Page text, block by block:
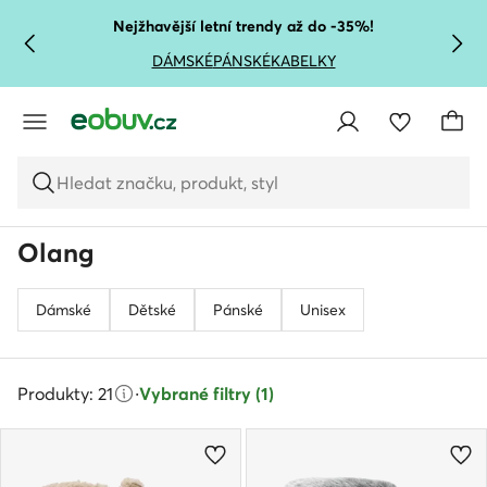
PŘEJÍT NA HLAVNÍ OBSAH
PŘEJÍT NA VYHLEDÁVÁNÍ
Nejžhavější letní trendy až do -35%!
DÁMSKÉPÁNSKÉKABELKY
Hledat značku, produkt, styl
Olang
Dámské Dětské Pánské Unisex
Produkty: 21 ·Vybrané filtry (1)